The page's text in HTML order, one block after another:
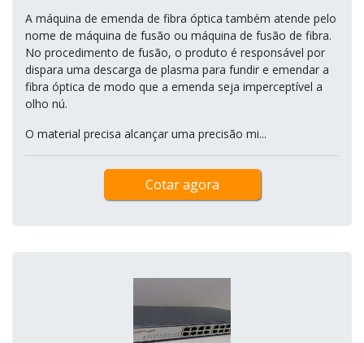
A máquina de emenda de fibra óptica também atende pelo
nome de máquina de fusão ou máquina de fusão de fibra.
No procedimento de fusão, o produto é responsável por
dispara uma descarga de plasma para fundir e emendar a
fibra óptica de modo que a emenda seja imperceptível a
olho nú.
O material precisa alcançar uma precisão mi...
Cotar agora